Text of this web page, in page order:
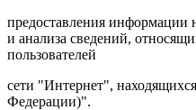
предоставления информации
и анализа сведений,
пользователей
сети "Интернет",
Федерации)".